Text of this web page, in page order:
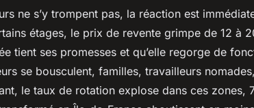
ne s’y trompent pas, la réaction est
étages, le prix de revente grimpe de 12 à
tient ses promesses et qu’elle regorge de
se bousculent, familles, travailleurs
le taux de rotation explose dans ces zones,